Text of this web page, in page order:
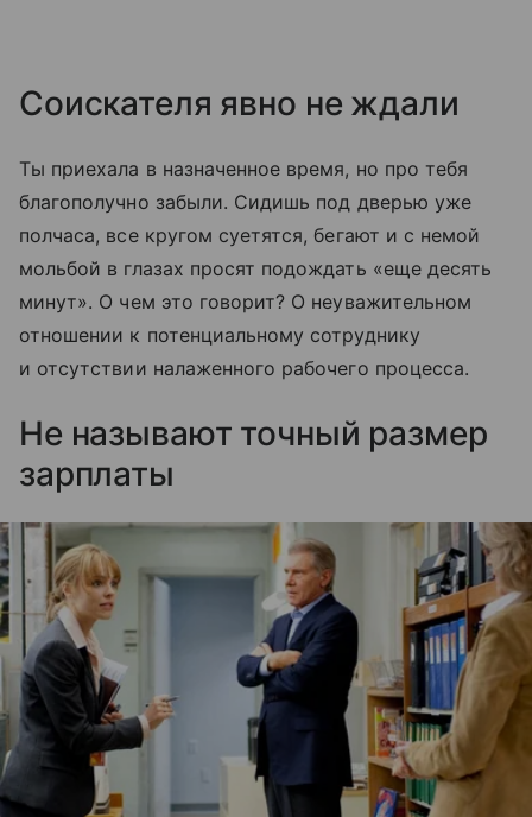
Соискателя явно не ждали
Ты приехала в назначенное время, но про тебя
благополучно забыли. Сидишь под дверью уже
полчаса, все кругом суетятся, бегают и с немой
мольбой в глазах просят подождать «еще десять
минут». О чем это говорит? О неуважительном
отношении к потенциальному сотруднику
и отсутствии налаженного рабочего процесса.
Не называют точный размер
зарплаты